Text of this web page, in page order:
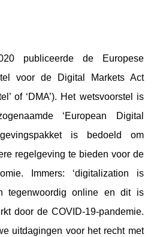
publiceerde de Europese
voor de Digital Markets Act
of ‘DMA’). Het wetsvoorstel is
‘European Digital
is bedoeld om
regelgeving te bieden voor de
Immers: ‘digitalization is
tegenwoordig online en dit is
door de COVID-19-pandemie.
uitdagingen voor het recht met